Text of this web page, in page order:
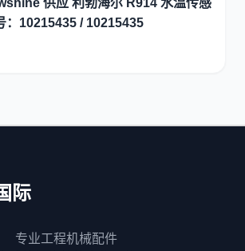
供应 利勃海尔 R914 水温传感
：10215435 / 10215435
际
专业工程机械配件